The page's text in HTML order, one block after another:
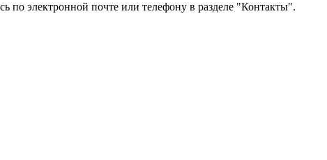
по электронной почте или телефону в разделе "Контакты".